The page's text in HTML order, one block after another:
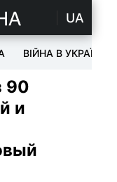
UA
ВІЙНА В УКРАЇНІ
90
и